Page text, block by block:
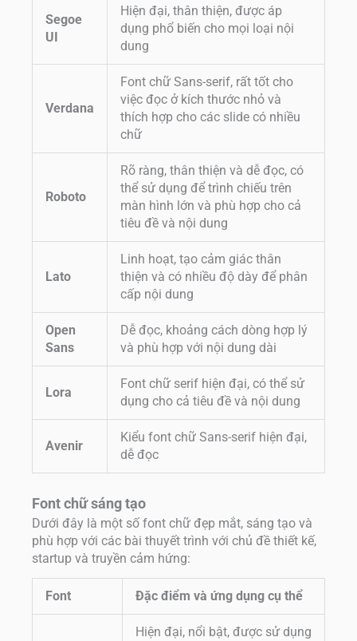
Segoe
UI
Hiện đại, thân thiện, được áp
dụng phổ biến cho mọi loại nội
dung
Verdana
Font chữ Sans-serif, rất tốt cho
việc đọc ở kích thước nhỏ và
thích hợp cho các slide có nhiều
chữ
Roboto
Rõ ràng, thân thiện và dễ đọc, có
thể sử dụng để trình chiếu trên
màn hình lớn và phù hợp cho cả
tiêu đề và nội dung
Lato
Linh hoạt, tạo cảm giác thân
thiện và có nhiều độ dày để phân
cấp nội dung
Open
Sans
Dễ đọc, khoảng cách dòng hợp lý
và phù hợp với nội dung dài
Lora
Font chữ serif hiện đại, có thể sử
dụng cho cả tiêu đề và nội dung
Avenir
Kiểu font chữ Sans-serif hiện đại,
dễ đọc
Font chữ sáng tạo
Dưới đây là một số font chữ đẹp mắt, sáng tạo và
phù hợp với các bài thuyết trình với chủ đề thiết kế,
startup và truyền cảm hứng:
Font Đặc điểm và ứng dụng cụ thể
Hiện đại, nổi bật, được sử dụng